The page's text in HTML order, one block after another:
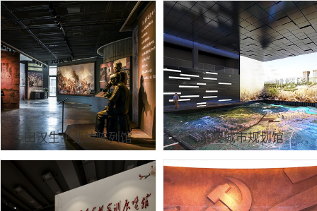
田汉生平业绩陈列馆 茶陵城市规划馆